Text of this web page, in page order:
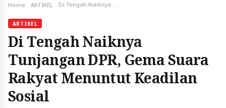
Home ARTIKEL
ARTIKEL
Di Tengah Naiknya
Tunjangan DPR, Gema Suara
Rakyat Menuntut Keadilan
Sosial